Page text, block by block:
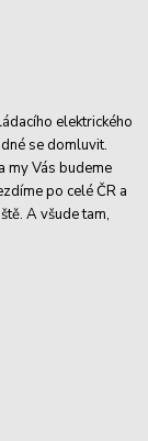
elektrického
se domluvit.
my Vás budeme
po celé ČR a
A všude tam,